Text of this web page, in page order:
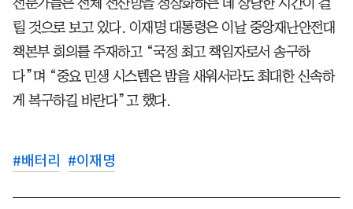
전문가들은 전체 전산망을 정상화하는 데 상당한 시간이 걸
릴 것으로 보고 있다. 이재명 대통령은 이날 중앙재난안전대
책본부 회의를 주재하고 “국정 최고 책임자로서 송구하
다”며 “중요 민생 시스템은 밤을 새워서라도 최대한 신속하
게 복구하길 바란다”고 했다.
#배터리 #이재명